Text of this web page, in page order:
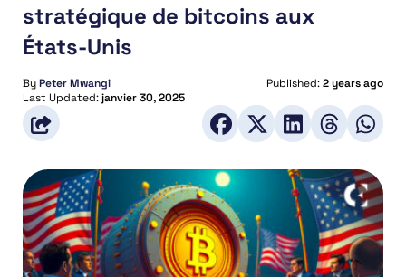
stratégique de bitcoins aux
États-Unis
ByPeter Mwangi Published:2 years ago
Last Updated:janvier 30, 2025